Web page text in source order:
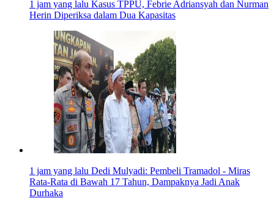
1 jam yang lalu Kasus TPPU, Febrie Adriansyah dan Nurman
Herin Diperiksa dalam Dua Kapasitas
1 jam yang lalu Dedi Mulyadi: Pembeli Tramadol - Miras
Rata-Rata di Bawah 17 Tahun, Dampaknya Jadi Anak
Durhaka